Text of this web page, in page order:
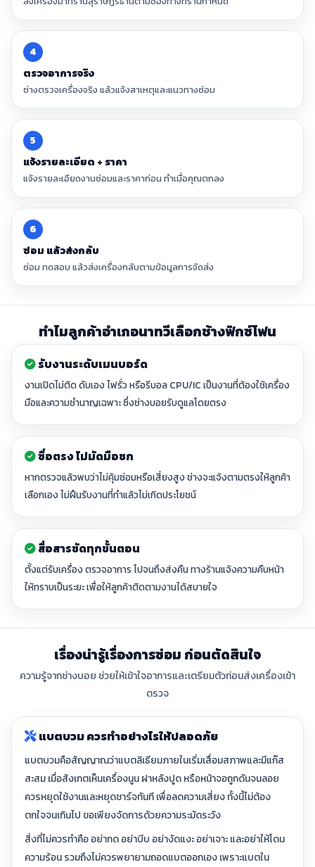
4
ตรวจอาการจริง
ช่างตรวจเครื่องจริง แล้วแจ้งสาเหตุและแนวทางซ่อม
5
แจ้งรายละเอียด + ราคา
แจ้งรายละเอียดงานซ่อมและราคาก่อน ทำเมื่อคุณตกลง
6
ซ่อม แล้วส่งกลับ
ซ่อม ทดสอบ แล้วส่งเครื่องกลับตามข้อมูลการจัดส่ง
ทำไมลูกค้าอำเภอนาทวีเลือกช้างฟิกซ์โฟน
รับงานระดับเมนบอร์ด
งานเปิดไม่ติด ดับเอง ไฟรั่ว หรือรีบอล CPU/IC เป็นงานที่ต้องใช้เครื่อง
มือและความชำนาญเฉพาะ ซึ่งช่างบอยรับดูแลโดยตรง
ซื่อตรง ไม่มัดมือชก
หากตรวจแล้วพบว่าไม่คุ้มซ่อมหรือเสี่ยงสูง ช่างจะแจ้งตามตรงให้ลูกค้า
เลือกเอง ไม่ฝืนรับงานที่ทำแล้วไม่เกิดประโยชน์
สื่อสารชัดทุกขั้นตอน
ตั้งแต่รับเครื่อง ตรวจอาการ ไปจนถึงส่งคืน ทางร้านแจ้งความคืบหน้า
ให้ทราบเป็นระยะ เพื่อให้ลูกค้าติดตามงานได้สบายใจ
เรื่องน่ารู้เรื่องการซ่อม ก่อนตัดสินใจ
ความรู้จากช่างบอย ช่วยให้เข้าใจอาการและเตรียมตัวก่อนส่งเครื่องเข้า
ตรวจ
แบตบวม ควรทำอย่างไรให้ปลอดภัย
แบตบวมคือสัญญาณว่าแบตลิเธียมภายในเริ่มเสื่อมสภาพและมีแก๊ส
สะสม เมื่อสังเกตเห็นเครื่องนูน ฝาหลังปูด หรือหน้าจอถูกดันจนลอย
ควรหยุดใช้งานและหยุดชาร์จทันที เพื่อลดความเสี่ยง ทั้งนี้ไม่ต้อง
ตกใจจนเกินไป ขอเพียงจัดการด้วยความระมัดระวัง
สิ่งที่ไม่ควรทำคือ อย่ากด อย่าบีบ อย่างัดแงะ อย่าเจาะ และอย่าให้โดน
ความร้อน รวมถึงไม่ควรพยายามถอดแบตออกเอง เพราะแบตใน